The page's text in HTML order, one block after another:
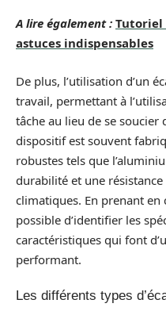
A lire également : Tutoriel
astuces indispensables
De plus, l’utilisation d’un
travail, permettant à
tâche au lieu de se soucier
dispositif est souvent
robustes tels que
durabilité et une
climatiques. En prenant en
possible d’identifier les
caractéristiques qui font
performant.
Les différents types